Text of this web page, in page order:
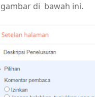
di bawah ini.